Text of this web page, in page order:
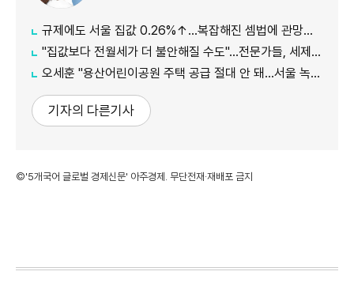
규제에도 서울 집값 0.26%↑…복잡해진 셈법에 관망세 장기화되나
"집값보다 전월세가 더 불안해질 수도"…전문가들, 세제개편안 부작용 우려
오세훈 "용산어린이공원 주택 공급 절대 안 돼…서울 녹지 지켜야"
기자의 다른기사
©'5개국어 글로벌 경제신문' 아주경제. 무단전재·재배포 금지